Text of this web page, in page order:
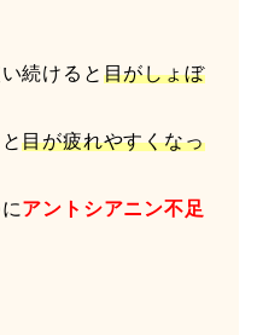
続けると 目がしょぼ
目が疲れやすくなっ
アントシアニン不足